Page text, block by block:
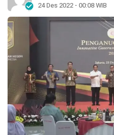
24 Des 2022 - 00:08 WIB